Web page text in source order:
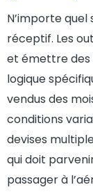
N’importe
réceptif. Les
et émettre des
logique
vendus des
conditions
devises
qui doit
passager à